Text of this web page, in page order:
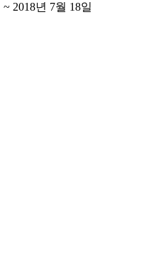
~ 2018년 7월 18일